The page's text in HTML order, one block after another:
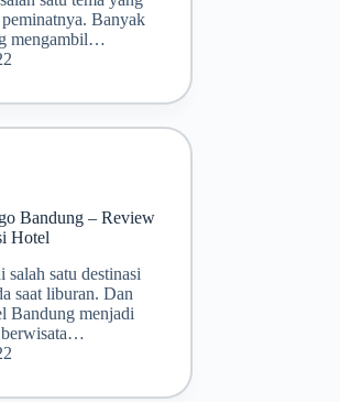
Banyak
mengambil…
Bandung – Review
Hotel
satu destinasi
saat liburan. Dan
Bandung menjadi
berwisata…